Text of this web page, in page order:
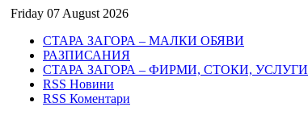
Friday 07 August 2026
СТАРА ЗАГОРА – МАЛКИ ОБЯВИ
РАЗПИСАНИЯ
СТАРА ЗАГОРА – ФИРМИ, СТОКИ, УСЛУГИ
RSS Новини
RSS Коментари